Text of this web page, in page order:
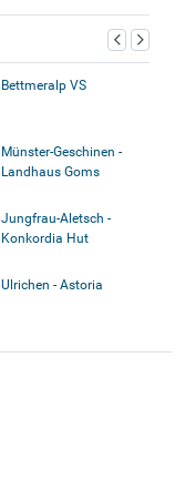
Bettmeralp VS
Münster-Geschinen -
Landhaus Goms
Jungfrau-Aletsch -
Konkordia Hut
Ulrichen - Astoria